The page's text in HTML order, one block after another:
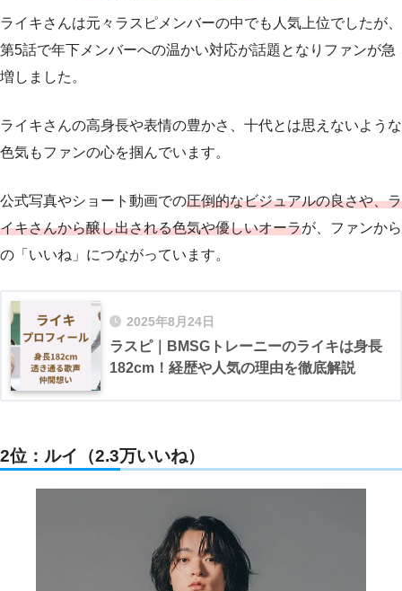
ライキさんは元々ラスピメンバーの中でも人気上位でしたが、
第5話で年下メンバーへの温かい対応が話題となりファンが急
増しました。
ライキさんの高身長や表情の豊かさ、十代とは思えないような
色気もファンの心を掴んでいます。
公式写真やショート動画での圧倒的なビジュアルの良さや、ラ
イキさんから醸し出される色気や優しいオーラが、ファンから
の「いいね」につながっています。
2025年8月24日
ラスピ｜BMSGトレーニーのライキは身長
182cm！経歴や人気の理由を徹底解説
2位：ルイ（2.3万いいね）